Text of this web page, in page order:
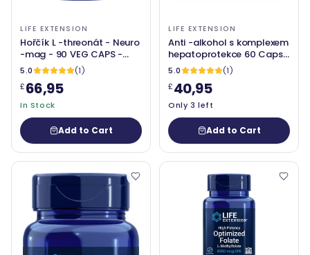
LIFE EXTENSION
Hořčík L -threonát - Neuro
-mag - 90 VEG CAPS -
prodloužení života
5.0
(1)
£66,95
In Stock
Add to Cart
LIFE EXTENSION
Anti -alkohol s komplexem
hepatoprotekce 60 Caps
- prodloužení života
5.0
(1)
£40,95
Only 3 left
Add to Cart